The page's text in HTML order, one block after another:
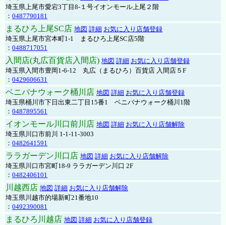
埼玉県上尾市愛宕3丁目8-１号イオンモール上尾２階
： 0487790181
まるひろ上尾SC店 地図 詳細 お気に入り店舗登録
埼玉県上尾市宮本町1-1 まるひろ上尾SC店5階
： 0488717051
入間店(丸広百貨店入間店) 地図 詳細 お気に入り店舗登録
埼玉県入間市豊岡1-6-12 丸広（まるひろ）百貨店 入間店５F
： 0429606631
ベニバナウォーク桶川店 地図 詳細 お気に入り店舗登録
埼玉県桶川市下日出東二丁目15番1 ベニバナウォーク桶川1階
： 0487895561
イオンモール川口前川店 地図 詳細 お気に入り店舗解除
埼玉県川口市前川 1-1-11-3003
： 0482641591
ララガーデン川口店 地図 詳細 お気に入り店舗解除
埼玉県川口市宮町18-9 ララガーデン川口 2F
： 0482406101
川越西店 地図 詳細 お気に入り店舗解除
埼玉県川越市的場新町21番地10
： 0492390081
まるひろ川越店 地図 詳細 お気に入り店舗登録